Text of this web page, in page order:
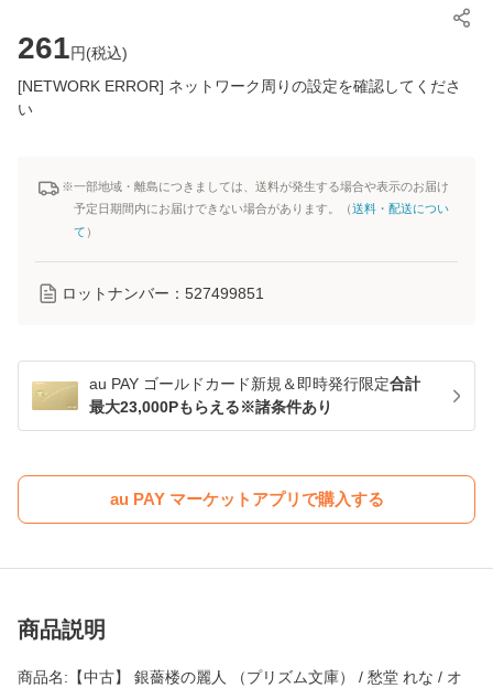
261円(税込)
[NETWORK ERROR] ネットワーク周りの設定を確認してくださ
い
※一部地域・離島につきましては、送料が発生する場合や表示のお届け
予定日期間内にお届けできない場合があります。（送料・配送につい
て ）
ロットナンバー： 527499851
au PAY ゴールドカード新規＆即時発行限定合計
最大23,000Pもらえる※諸条件あり
au PAY マーケットアプリで購入する
商品説明
商品名:【中古】 銀薔楼の麗人 （プリズム文庫） / 愁堂 れな / オ